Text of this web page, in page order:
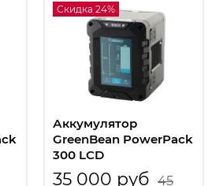
Скидка 24%
Аккумулятор
GreenBean PowerPack
300 LCD
35 000 руб 45